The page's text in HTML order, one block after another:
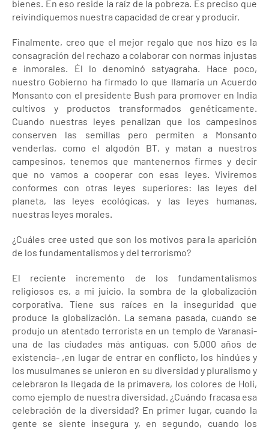
bienes. En eso reside la raíz de la pobreza. Es preciso que
reivindiquemos nuestra capacidad de crear y producir.
Finalmente, creo que el mejor regalo que nos hizo es la
consagración del rechazo a colaborar con normas injustas
e inmorales. Él lo denominó satyagraha. Hace poco,
nuestro Gobierno ha firmado lo que llamaría un Acuerdo
Monsanto con el presidente Bush para promover en India
cultivos y productos transformados genéticamente.
Cuando nuestras leyes penalizan que los campesinos
conserven las semillas pero permiten a Monsanto
venderlas, como el algodón BT, y matan a nuestros
campesinos, tenemos que mantenernos firmes y decir
que no vamos a cooperar con esas leyes. Viviremos
conformes con otras leyes superiores: las leyes del
planeta, las leyes ecológicas, y las leyes humanas,
nuestras leyes morales.
¿Cuáles cree usted que son los motivos para la aparición
de los fundamentalismos y del terrorismo?
El reciente incremento de los fundamentalismos
religiosos es, a mi juicio, la sombra de la globalización
corporativa. Tiene sus raíces en la inseguridad que
produce la globalización. La semana pasada, cuando se
produjo un atentado terrorista en un templo de Varanasi-
una de las ciudades más antiguas, con 5.000 años de
existencia- ,en lugar de entrar en conflicto, los hindúes y
los musulmanes se unieron en su diversidad y pluralismo y
celebraron la llegada de la primavera, los colores de Holi,
como ejemplo de nuestra diversidad. ¿Cuándo fracasa esa
celebración de la diversidad? En primer lugar, cuando la
gente se siente insegura y, en segundo, cuando los